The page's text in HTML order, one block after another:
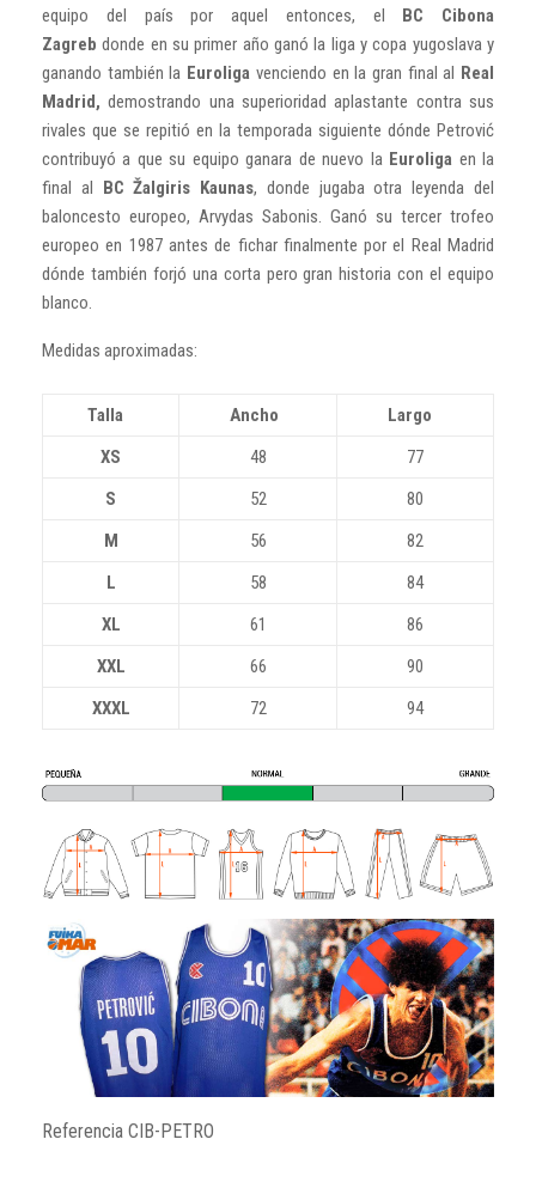
equipo del país por aquel entonces, el BC Cibona
Zagreb donde en su primer año ganó la liga y copa yugoslava y
ganando también la Euroliga venciendo en la gran final al Real
Madrid,demostrando una superioridad aplastante contra sus
rivales que se repitió en la temporada siguiente dónde Petrović
contribuyó a que su equipo ganara de nuevo la Euroliga en la
final al BC Žalgiris Kaunas, donde jugaba otra leyenda del
baloncesto europeo, Arvydas Sabonis. Ganó su tercer trofeo
europeo en 1987 antes de fichar finalmente por el Real Madrid
dónde también forjó una corta pero gran historia con el equipo
blanco.
Medidas aproximadas:
Talla Ancho
Largo
XS
48
77
S
52
80
M
56
82
L
58
84
XL
61
86
XXL
66
90
XXXL
72 94
Referencia CIB-PETRO